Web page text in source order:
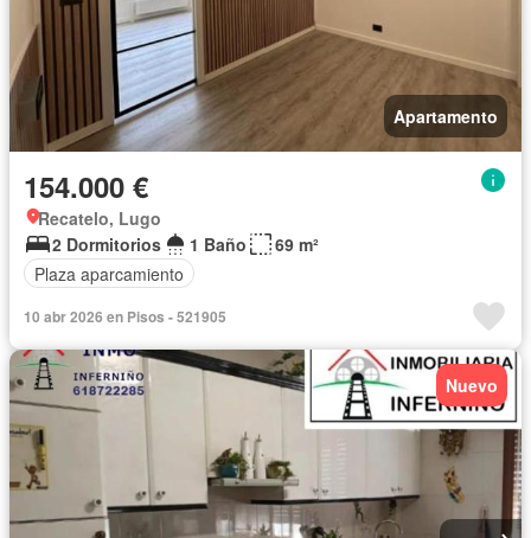
Apartamento
154.000 €
Recatelo, Lugo
2 Dormitorios
1 Baño
69 m²
Plaza aparcamiento
10 abr 2026 en Pisos - 521905
Nuevo